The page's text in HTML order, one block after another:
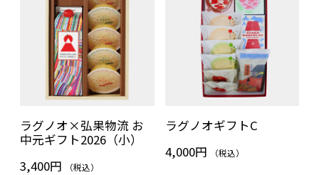
ラグノオ×弘果物流 お
中元ギフト2026（小）
3,400円
（税込）
ラグノオギフトC
4,000円
（税込）